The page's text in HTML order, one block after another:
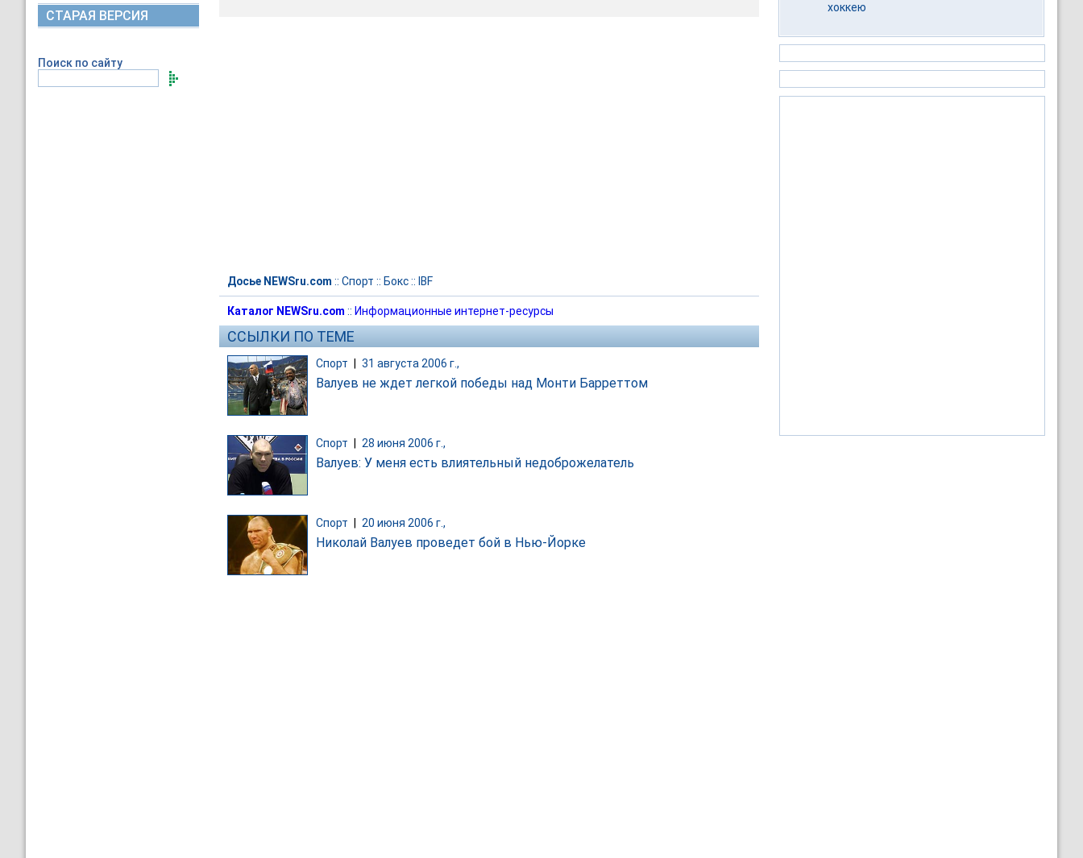
СТАРАЯ ВЕРСИЯ
Поиск по сайту
Досье NEWSru.com :: Спорт :: Бокс:: IBF
Каталог NEWSru.com :: Информационные интернет-ресурсы
ССЫЛКИ ПО ТЕМЕ
Спорт 31 августа 2006 г.,
Валуев не ждет легкой победы над Монти Барреттом
Спорт 28 июня 2006 г.,
Валуев: У меня есть влиятельный недоброжелатель
Спорт 20 июня 2006 г.,
Николай Валуев проведет бой в Нью-Йорке
хоккею